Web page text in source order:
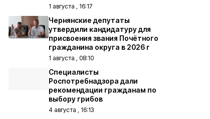
1 августа , 16:17
Чернянские депутаты
утвердили кандидатуру для
присвоения звания Почётного
гражданина округа в 2026 г
1 августа , 08:10
Специалисты
Роспотребнадзора дали
рекомендации гражданам по
выбору грибов
4 августа , 16:13